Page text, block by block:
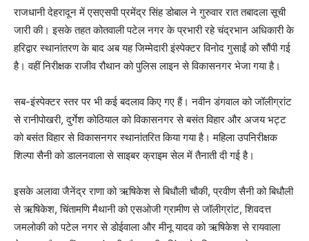
राजधानी देहरादून में एसएसपी प्रमेंद्र सिंह डोबाल ने गुरुवार रात तबादला सूची
जारी की। इसके तहत कोतवाली पटेल नगर के प्रभारी रहे चंद्रभान अधिकारी के
हरिद्वार स्थानांतरण के बाद अब यह जिम्मेदारी इंस्पेक्टर विनोद गुसाईं को सौंपी गई
है। वहीं निरीक्षक राजीव रौथान को पुलिस लाइन से विकासनगर भेजा गया है।
सब-इंस्पेक्टर स्तर पर भी कई बदलाव किए गए हैं। नवीन डंगवाल को जॉलीग्रांट
से रानीपोखरी, दुर्गेश कोठियाल को विकासनगर से बसंत विहार और अजय भट्ट
को बसंत विहार से विकासनगर स्थानांतरित किया गया है। महिला उपनिरीक्षक
शिल्पा सैनी को डालनवाला से साइबर क्राइम सेल में तैनाती दी गई है।
इसके अलावा जैनेंद्र राणा को ऋषिकेश से बिधौली चौकी, प्रवीण सैनी को बिधौली
से ऋषिकेश, चिंतामणि मैथानी को एसओजी ग्रामीण से जॉलीग्रांट, शिवदत्त
जमलोकी को पटेल नगर से डोईवाला और मीनू यादव को ऋषिकेश से रायवाला